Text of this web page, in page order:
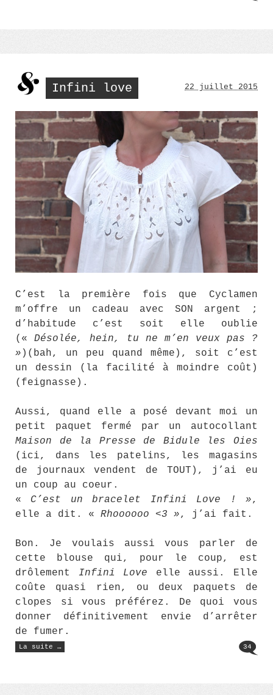
Infini love 22 juillet 2015
C’est la première fois que Cyclamen
m’offre un cadeau avec SON argent ;
d’habitude c’est soit elle oublie
(« Désolée, hein, tu ne m’en veux pas ?
» )(bah, un peu quand même), soit c’est
un dessin (la facilité à moindre coût)
(feignasse).
Aussi, quand elle a posé devant moi un
petit paquet fermé par un autocollant
Maison de la Presse de Bidule les Oies
(ici, dans les patelins, les magasins
de journaux vendent de TOUT), j’ai eu
un coup au coeur.
« C’est un bracelet Infini Love ! »,
elle a dit. « Rhoooooo <3 », j’ai fait.
Bon. Je voulais aussi vous parler de
cette blouse qui, pour le coup, est
drôlement Infini Love elle aussi. Elle
coûte quasi rien, ou deux paquets de
clopes si vous préférez. De quoi vous
donner définitivement envie d’arrêter
de fumer.
La suite …
« Infini
love »
34